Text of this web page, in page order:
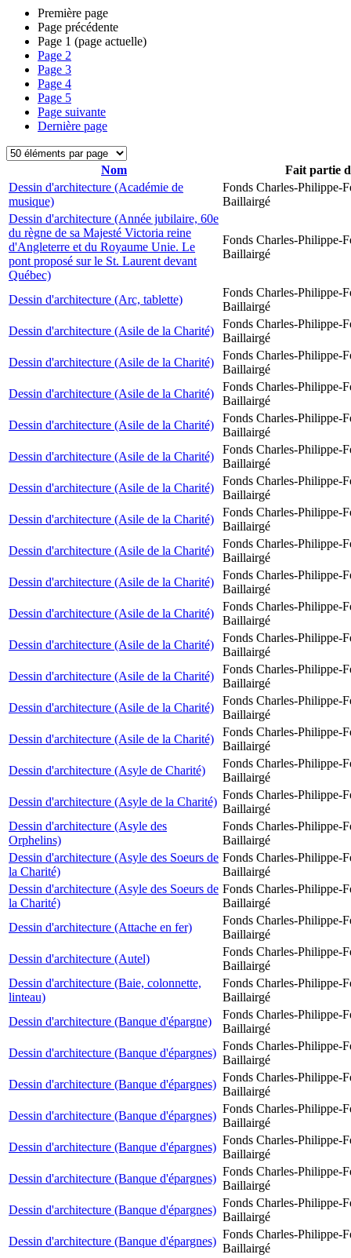
Première page
Page précédente
Page 1 (page actuelle)
Page 2
Page 3
Page 4
Page 5
Page suivante
Dernière page
Nom
Fait partie
Dessin d'architecture (Académie de
musique)
Fonds Charles-Philippe-
Baillairgé
Dessin d'architecture (Année jubilaire, 60e
du règne de sa Majesté Victoria reine
d'Angleterre et du Royaume Unie. Le
pont proposé sur le St. Laurent devant
Québec)
Fonds Charles-Philippe-
Baillairgé
Dessin d'architecture (Arc, tablette)
Fonds Charles-Philippe-
Baillairgé
Dessin d'architecture (Asile de la Charité)
Fonds Charles-Philippe-
Baillairgé
Dessin d'architecture (Asile de la Charité)
Fonds Charles-Philippe-
Baillairgé
Dessin d'architecture (Asile de la Charité)
Fonds Charles-Philippe-
Baillairgé
Dessin d'architecture (Asile de la Charité)
Fonds Charles-Philippe-
Baillairgé
Dessin d'architecture (Asile de la Charité)
Fonds Charles-Philippe-
Baillairgé
Dessin d'architecture (Asile de la Charité)
Fonds Charles-Philippe-
Baillairgé
Dessin d'architecture (Asile de la Charité)
Fonds Charles-Philippe-
Baillairgé
Dessin d'architecture (Asile de la Charité)
Fonds Charles-Philippe-
Baillairgé
Dessin d'architecture (Asile de la Charité)
Fonds Charles-Philippe-
Baillairgé
Dessin d'architecture (Asile de la Charité)
Fonds Charles-Philippe-
Baillairgé
Dessin d'architecture (Asile de la Charité)
Fonds Charles-Philippe-
Baillairgé
Dessin d'architecture (Asile de la Charité)
Fonds Charles-Philippe-
Baillairgé
Dessin d'architecture (Asile de la Charité)
Fonds Charles-Philippe-
Baillairgé
Dessin d'architecture (Asile de la Charité)
Fonds Charles-Philippe-
Baillairgé
Dessin d'architecture (Asyle de Charité)
Fonds Charles-Philippe-
Baillairgé
Dessin d'architecture (Asyle de la Charité)
Fonds Charles-Philippe-
Baillairgé
Dessin d'architecture (Asyle des
Orphelins)
Fonds Charles-Philippe-
Baillairgé
Dessin d'architecture (Asyle des Soeurs de
la Charité)
Fonds Charles-Philippe-
Baillairgé
Dessin d'architecture (Asyle des Soeurs de
la Charité)
Fonds Charles-Philippe-
Baillairgé
Dessin d'architecture (Attache en fer)
Fonds Charles-Philippe-
Baillairgé
Dessin d'architecture (Autel)
Fonds Charles-Philippe-
Baillairgé
Dessin d'architecture (Baie, colonnette,
linteau)
Fonds Charles-Philippe-
Baillairgé
Dessin d'architecture (Banque d'épargne)
Fonds Charles-Philippe-
Baillairgé
Dessin d'architecture (Banque d'épargnes)
Fonds Charles-Philippe-
Baillairgé
Dessin d'architecture (Banque d'épargnes)
Fonds Charles-Philippe-
Baillairgé
Dessin d'architecture (Banque d'épargnes)
Fonds Charles-Philippe-
Baillairgé
Dessin d'architecture (Banque d'épargnes)
Fonds Charles-Philippe-
Baillairgé
Dessin d'architecture (Banque d'épargnes)
Fonds Charles-Philippe-
Baillairgé
Dessin d'architecture (Banque d'épargnes)
Fonds Charles-Philippe-
Baillairgé
Dessin d'architecture (Banque d'épargnes)
Fonds Charles-Philippe-
Baillairgé